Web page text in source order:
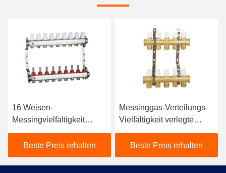
16 Weisen-
Messingvielfältigkeit
schmiedete der Stangen-2
Messingkörper-
Messingverteilungs-
Vielfältigkeit
Beste Preis erhalten
Messinggas-Verteilungs-
Vielfältigkeit verlegte
Heißwasser-Verteilung
vielfältiges PTFE
Beste Preis erhalten